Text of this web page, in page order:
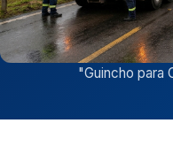
"Guincho para